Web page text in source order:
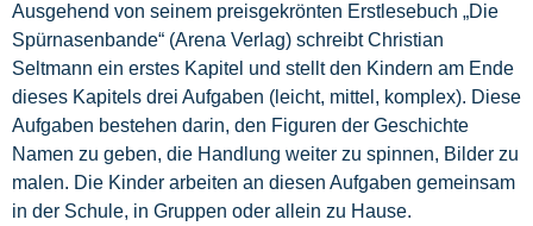
Ausgehend von seinem preisgekrönten Erstlesebuch „Die
Spürnasenbande“ (Arena Verlag) schreibt Christian
Seltmann ein erstes Kapitel und stellt den Kindern am Ende
dieses Kapitels drei Aufgaben (leicht, mittel, komplex). Diese
Aufgaben bestehen darin, den Figuren der Geschichte
Namen zu geben, die Handlung weiter zu spinnen, Bilder zu
malen. Die Kinder arbeiten an diesen Aufgaben gemeinsam
in der Schule, in Gruppen oder allein zu Hause.